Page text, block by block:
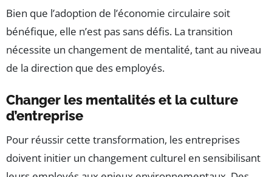
Bien que l’adoption de l’économie circulaire soit
bénéfique, elle n’est pas sans défis. La transition
nécessite un changement de mentalité, tant au niveau
de la direction que des employés.
Changer les mentalités et la culture
d’entreprise
Pour réussir cette transformation, les entreprises
doivent initier un changement culturel en sensibilisant